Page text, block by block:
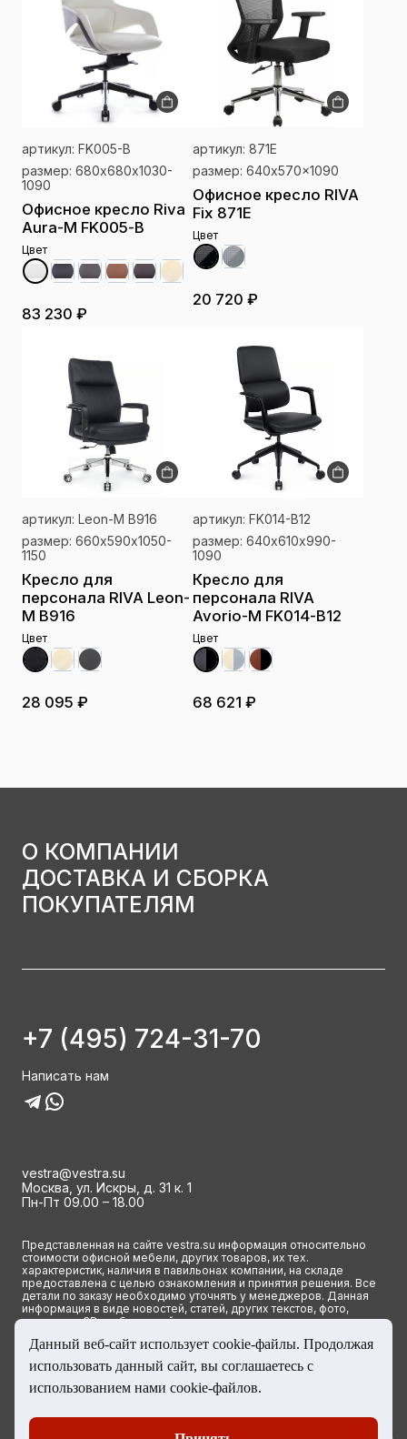
артикул: FK005-В
размер: 680х680х1030-
1090
Офисное кресло Riva
Aura-M FK005-B
Цвет
83 230 ₽
артикул: 871E
размер: 640x570x1090
Офисное кресло RIVA
Fix 871E
Цвет
20 720 ₽
артикул: Leon-M B916
размер: 660х590х1050-
1150
Кресло для
персонала RIVA Leon-
M B916
Цвет
28 095 ₽
артикул: FK014-B12
размер: 640х610х990-
1090
Кресло для
персонала RIVA
Avorio-M FK014-B12
Цвет
68 621 ₽
О КОМПАНИИ
ДОСТАВКА И СБОРКА
ПОКУПАТЕЛЯМ
+7 (495) 724-31-70
Написать нам
vestra@vestra.su
Москва, ул. Искры, д. 31 к. 1
Пн-Пт 09.00 – 18.00
Представленная на сайте vestra.su информация относительно
стоимости офисной мебели, других товаров, их тех.
характеристик, наличия в павильонах компании, на складе
предоставлена с целью ознакомления и принятия решения. Все
детали по заказу необходимо уточнять у менеджеров. Данная
информация в виде новостей, статей, других текстов, фото,
картинок и 3D изображений ни при каких условиях не является
положениями ст. 437(2) Гражданского кодекса РФ.
© 2023 Группа компаний ВЕСТРА. Все права сайта защищены
Данный веб-сайт использует cookie-файлы. Продолжая
использовать данный сайт, вы соглашаетесь с
использованием нами cookie-файлов.